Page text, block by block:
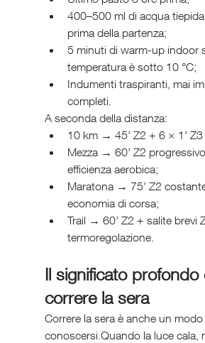
400–500 ml di acqua
prima della partenza;
5 minuti di warm-up indoor
temperatura è sotto 10 °C;
Indumenti traspiranti, mai
completi.
A seconda della distanza:
10 km → 45’ Z2 + 6 × 1’
Mezza → 60’ Z2
efficienza aerobica;
Maratona → 75’ Z2
economia di corsa;
Trail → 60’ Z2 + salite brevi
termoregolazione.
Il significato profondo
correre la sera
Correre la sera è anche un
conoscersi.Quando la luce cala,